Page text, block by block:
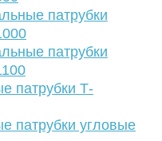
патрубки
патрубки
патрубки Т-
патрубки угловые